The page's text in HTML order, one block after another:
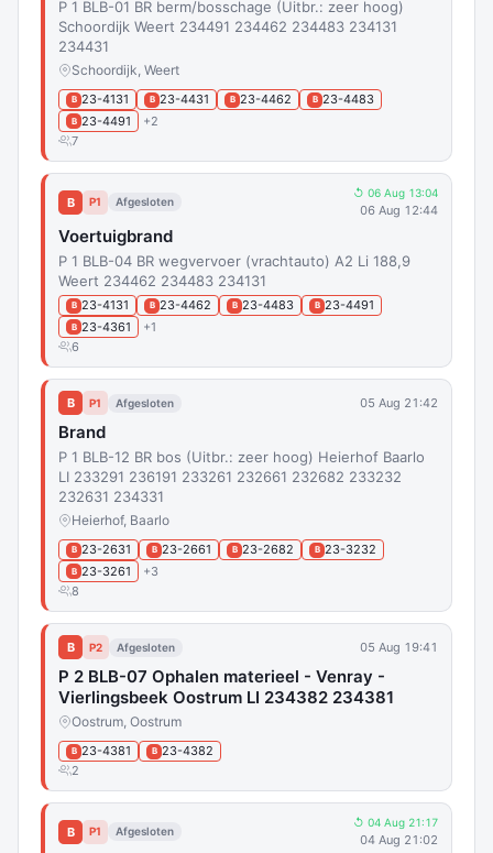
P 1 BLB-01 BR berm/bosschage (Uitbr.: zeer hoog)
Schoordijk Weert 234491 234462 234483 234131
234431
Schoordijk, Weert
B 23-4131 B 23-4431 B 23-4462 B 23-4483
B 23-4491
+2
7
B P1 Afgesloten
↺ 06 Aug 13:04
06 Aug 12:44
Voertuigbrand
P 1 BLB-04 BR wegvervoer (vrachtauto) A2 Li 188,9
Weert 234462 234483 234131
B 23-4131 B 23-4462 B 23-4483 B 23-4491
B 23-4361
+1
6
B P1 Afgesloten 05 Aug 21:42
Brand
P 1 BLB-12 BR bos (Uitbr.: zeer hoog) Heierhof Baarlo
LI 233291 236191 233261 232661 232682 233232
232631 234331
Heierhof, Baarlo
B 23-2631 B 23-2661 B 23-2682 B 23-3232
B 23-3261
+3
8
B P2 Afgesloten 05 Aug 19:41
P 2 BLB-07 Ophalen materieel - Venray -
Vierlingsbeek Oostrum LI 234382 234381
Oostrum, Oostrum
B 23-4381 B 23-4382
2
B P1 Afgesloten
↺ 04 Aug 21:17
04 Aug 21:02